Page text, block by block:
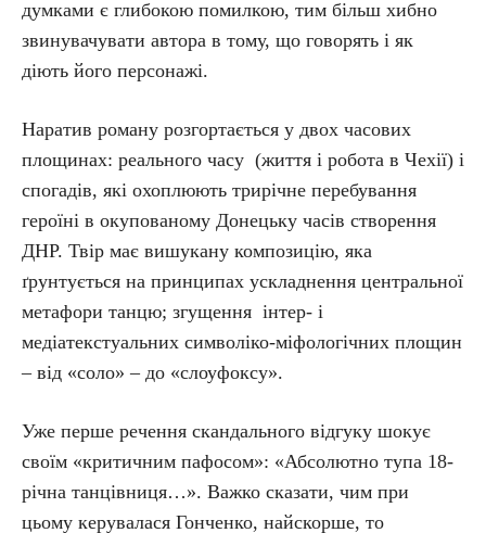
думками є глибокою помилкою, тим більш хибно
звинувачувати автора в тому, що говорять і як
діють його персонажі.
Наратив роману розгортається у двох часових
площинах: реального часу (життя і робота в Чехії) і
спогадів, які охоплюють трирічне перебування
героїні в окупованому Донецьку часів створення
ДНР. Твір має вишукану композицію, яка
ґрунтується на принципах ускладнення центральної
метафори танцю; згущення інтер- і
медіатекстуальних символіко-міфологічних площин
– від «соло» – до «слоуфоксу».
Уже перше речення скандального відгуку шокує
своїм «критичним пафосом»: «Абсолютно тупа 18-
річна танцівниця…». Важко сказати, чим при
цьому керувалася Гонченко, найскорше, то